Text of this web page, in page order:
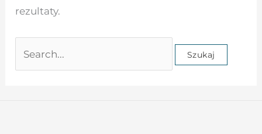
rezultaty.